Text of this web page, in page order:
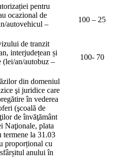
pentru
ocazional de
autovehicul –
100 – 25
de tranzit
interjudețean și
(lei/an/autobuz –
100- 70
din domeniul
şi juridice care
în vederea
(şcoală de
de învăţământ
Naţionale, plata
termene la 31.03
proporțional cu
anului în